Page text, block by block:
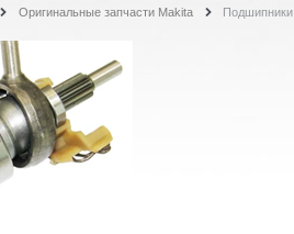
Оригинальные запчасти Makita Подшипники